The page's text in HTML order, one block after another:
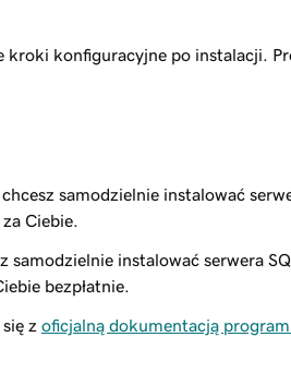
konfiguracyjne po instalacji.
samodzielnie instalować
Ciebie.
samodzielnie instalować serwera
bezpłatnie.
z oficjalną dokumentacją